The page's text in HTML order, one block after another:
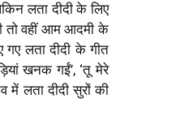
लता दीदी के लिए
तो वहीं आम आदमी के
गए लता दीदी के गीत
खनक गईं’, ‘तू मेरे
में लता दीदी सुरों की